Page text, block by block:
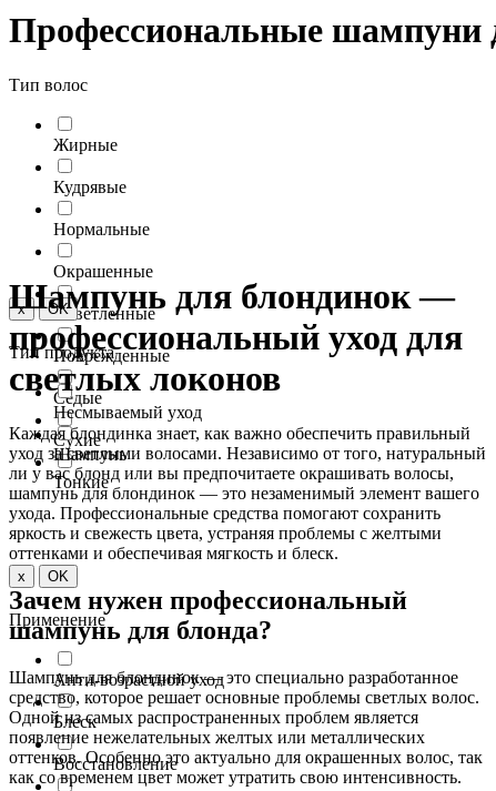
Профессиональные шампуни
Тип волос
Жирные
Кудрявые
Нормальные
Окрашенные
Осветленные
Поврежденные
Седые
Сухие
Тонкие
x OK
Тип продукта
Несмываемый уход
Шампунь
x OK
Применение
Анти-возрастной уход
Блеск
Восстановление
Шампунь для блондинок—
профессиональный уход для
светлых локонов
Каждая блондинка знает, как важно обеспечить правильный
уход за светлыми волосами. Независимо от того, натуральный
ли у вас блонд или вы предпочитаете окрашивать волосы,
шампунь для блондинок — это незаменимый элемент вашего
ухода. Профессиональные средства помогают сохранить
яркость и свежесть цвета, устраняя проблемы с желтыми
оттенками и обеспечивая мягкость и блеск.
Зачем нужен профессиональный
шампунь для блонда?
Шампунь для блондинок — это специально разработанное
средство, которое решает основные проблемы светлых волос.
Одной из самых распространенных проблем является
появление нежелательных желтых или металлических
оттенков. Особенно это актуально для окрашенных волос, так
как со временем цвет может утратить свою интенсивность.